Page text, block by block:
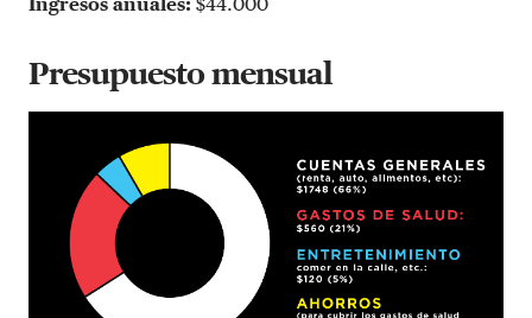
Presupuesto mensual